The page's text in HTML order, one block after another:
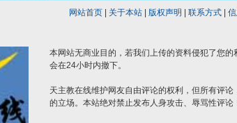
网站首页| 关于本站| 版权声明 联系方式|
本网站无商业目的，若我们上传的资料侵犯了您的
会在24小时内撤下。
天主教在线维护网友自由评论的权利，但所有评
的立场。本站绝对禁止发布人身攻击、辱骂性评论